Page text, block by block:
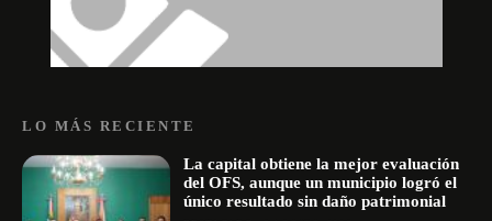
LO MÁS RECIENTE
La capital obtiene la mejor evaluación
del OFS, aunque un municipio logró el
único resultado sin daño patrimonial